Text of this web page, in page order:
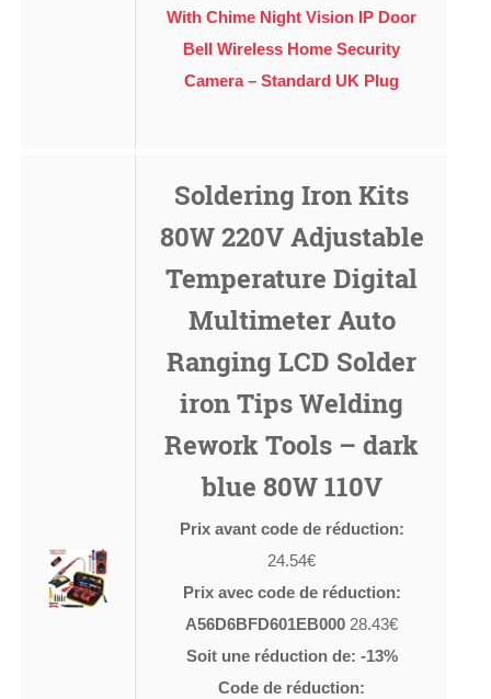
With Chime Night Vision IP Door
Bell Wireless Home Security
Camera – Standard UK Plug
Soldering Iron Kits
80W 220V Adjustable
Temperature Digital
Multimeter Auto
Ranging LCD Solder
iron Tips Welding
Rework Tools – dark
blue 80W 110V
Prix avant code de réduction:
24.54€
Prix avec code de réduction:
A56D6BFD601EB000 28.43€
Soit une réduction de: -13%
Code de réduction: